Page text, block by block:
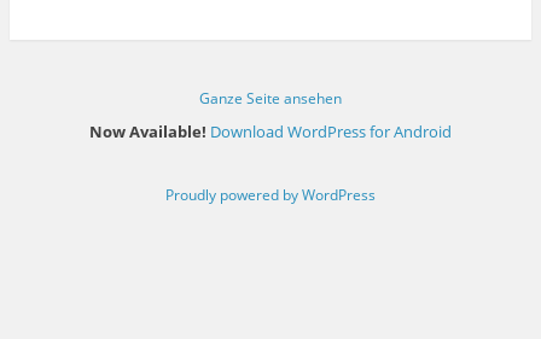
Ganze Seite ansehen
Now Available! Download WordPress for Android
Proudly powered by WordPress